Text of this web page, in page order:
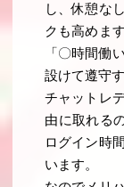
し、休憩な
クも高めま
「〇時間働
設けて遵守
チャットレ
由に取れる
ログイン時
います。